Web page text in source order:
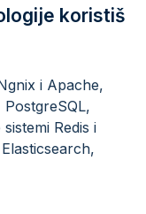
koristiš
i Apache,
Redis i